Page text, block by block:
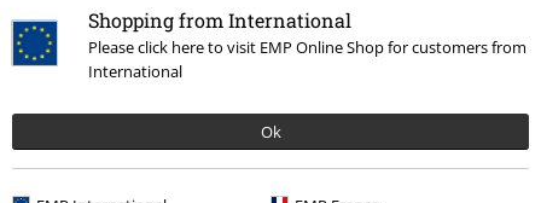
Shopping from International
Please click here to visit EMP Online Shop for customers from
International
Ok
Shrunk way too fast
They were great at first, comfy, exactly my size. Then, one day in the
heat, I leave them in the shade for a few hours and they shrunk so
unfortunate because I loved these
Kwaliteit